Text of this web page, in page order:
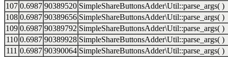
107 0.6987 90389520 SimpleShareButtonsAdder\Util::parse_args( )
108 0.6987 90389656 SimpleShareButtonsAdder\Util::parse_args( )
109 0.6987 90389792 SimpleShareButtonsAdder\Util::parse_args( )
110 0.6987 90389928 SimpleShareButtonsAdder\Util::parse_args( )
111 0.6987 90390064 SimpleShareButtonsAdder\Util::parse_args( )